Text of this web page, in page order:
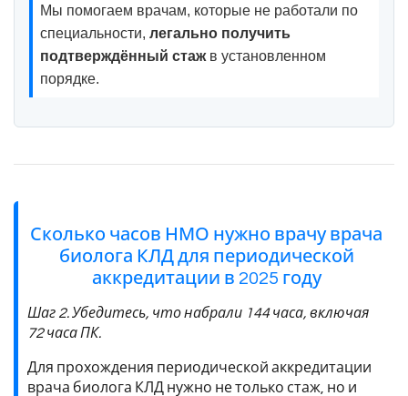
Мы помогаем врачам, которые не работали по
специальности, легально получить
подтверждённый стажв установленном
порядке.
Сколько часов НМО нужно врачу врача
биолога КЛД для периодической
аккредитации в 2025 году
Шаг 2. Убедитесь, что набрали 144 часа, включая
72 часа ПК.
Для прохождения периодической аккредитации
врача биолога КЛД нужно не только стаж, но и